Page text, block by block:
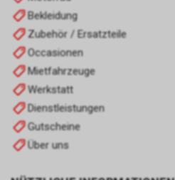
Bekleidung
Zubehör / Ersatzteile
Occasionen
Mietfahrzeuge
Werkstatt
Dienstleistungen
Gutscheine
Über uns